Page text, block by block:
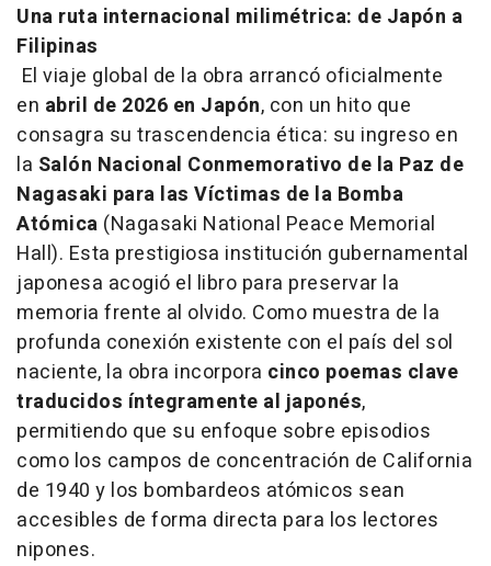
Una ruta internacional milimétrica: de Japón a
Filipinas
El viaje global de la obra arrancó oficialmente
en abril de 2026 en Japón, con un hito que
consagra su trascendencia ética: su ingreso en
la Salón Nacional Conmemorativo de la Paz de
Nagasaki para las Víctimas de la Bomba
Atómica (Nagasaki National Peace Memorial
Hall). Esta prestigiosa institución gubernamental
japonesa acogió el libro para preservar la
memoria frente al olvido. Como muestra de la
profunda conexión existente con el país del sol
naciente, la obra incorpora cinco poemas clave
traducidos íntegramente al japonés,
permitiendo que su enfoque sobre episodios
como los campos de concentración de California
de 1940 y los bombardeos atómicos sean
accesibles de forma directa para los lectores
nipones.